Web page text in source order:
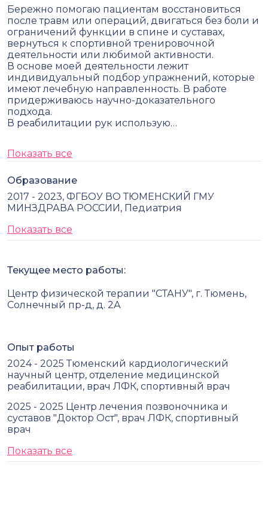
Бережно помогаю пациентам восстановиться
после травм или операций, двигаться без боли и
ограничений функции в спине и суставах,
вернуться к спортивной тренировочной
деятельности или любимой активности.
В основе моей деятельности лежит
индивидуальный подбор упражнений, которые
имеют лечебную направленность. В работе
придерживаюсь научно-доказательного
подхода.
В реабилитации рук использую…
Показать все
Образование
2017 - 2023, ФГБОУ ВО ТЮМЕНСКИЙ ГМУ
МИНЗДРАВА РОССИИ, Педиатрия
Показать все
Текущее место работы:
Центр физической терапии "СТАНУ", г. Тюмень,
Солнечный пр-д, д. 2А
Опыт работы
2024 - 2025 Тюменский кардиологический
научный центр, отделение медицинской
реабилитации, врач ЛФК, спортивный врач
2025 - 2025 Центр лечения позвоночника и
суставов "Доктор Ост", врач ЛФК, спортивный
врач
Показать все